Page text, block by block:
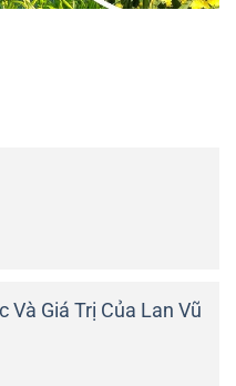
Giá Trị Của Lan Vũ